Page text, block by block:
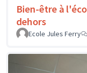
Bien-être à
dehors
Ecole Jules Ferry